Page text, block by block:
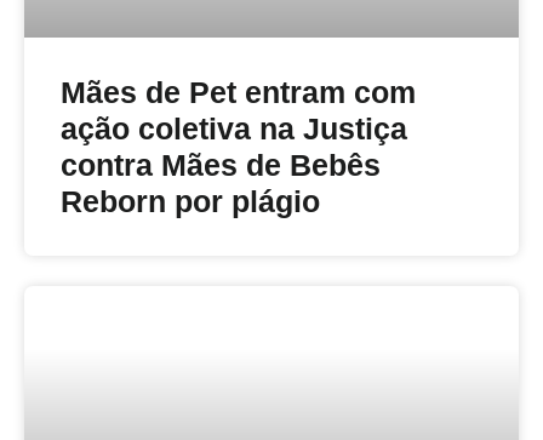
Mães de Pet entram com
ação coletiva na Justiça
contra Mães de Bebês
Reborn por plágio